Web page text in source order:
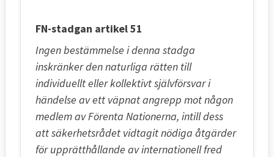
FN-stadgan artikel 51
Ingen bestämmelse i denna stadga
inskränker den naturliga rätten till
individuellt eller kollektivt självförsvar i
händelse av ett väpnat angrepp mot någon
medlem av Förenta Nationerna, intill dess
att säkerhetsrådet vidtagit nödiga åtgärder
för upprätthållande av internationell fred